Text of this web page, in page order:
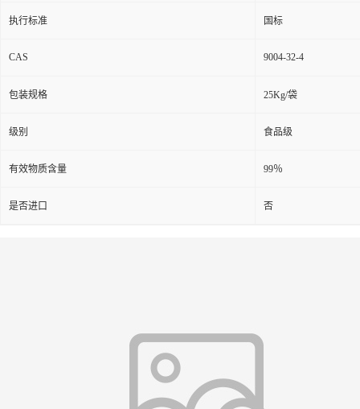
执行标准 国标
CAS 9004-32-4
包装规格 25Kg/袋
级别 食品级
有效物质含量 99％
是否进口 否